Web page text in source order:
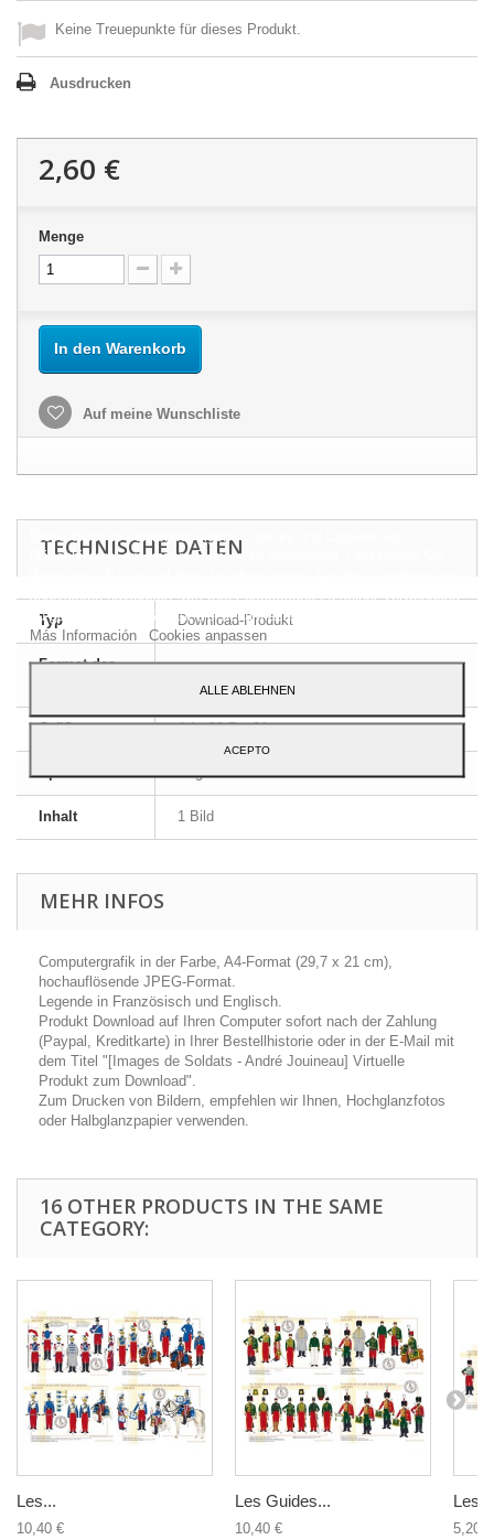
Keine Treuepunkte für dieses Produkt.
Ausdrucken
2,60 €
Menge
In den Warenkorb
Auf meine Wunschliste
TECHNISCHE DATEN
Typ Download-Produkt
Format des
Größe A4 - 29,7 x 21 cm
Sprache Englisch und Französisch
Inhalt 1 Bild
MEHR INFOS
Computergrafik in der Farbe, A4-Format (29,7 x 21 cm),
hochauflösende JPEG-Format.
Legende in Französisch und Englisch.
Produkt Download auf Ihren Computer sofort nach der Zahlung
(Paypal, Kreditkarte) in Ihrer Bestellhistorie oder in der E-Mail mit
dem Titel "[Images de Soldats - André Jouineau] Virtuelle
Produkt zum Download".
Zum Drucken von Bildern, empfehlen wir Ihnen, Hochglanzfotos
oder Halbglanzpapier verwenden.
16 OTHER PRODUCTS IN THE SAME
CATEGORY:
Les...
10,40 €
Les Guides...
10,40 €
Les...
5,20 €
Drittanbietern, um unsere Dienste zu verbessern. Und zeigen Sie
analysieren navigation. Um Ihre Zustimmung zu seiner Verwendung
zu geben, klicken Sie auf die Schaltfläche Akzeptieren.
Más Información
Cookies anpassen
ALLE ABLEHNEN
ACEPTO